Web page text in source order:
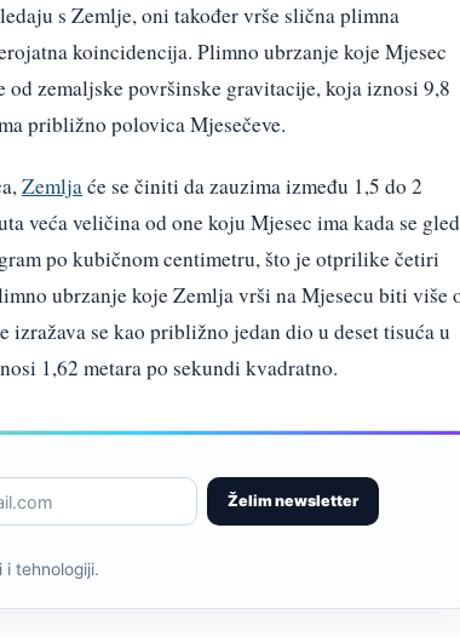
s Zemlje, oni također vrše slična plimna
koincidencija. Plimno ubrzanje koje Mjesec
zemaljske površinske gravitacije, koja iznosi 9,8
približno polovica Mjesečeve.
Zemljaće se činiti da zauzima između 1,5 do 2
veća veličina od one koju Mjesec ima kada se
po kubičnom centimetru, što je otprilike četiri
ubrzanje koje Zemlja vrši na Mjesecu biti više
izražava se kao približno jedan dio u deset tisuća u
1,62 metara po sekundi kvadratno.
Želim newsletter
i tehnologiji.